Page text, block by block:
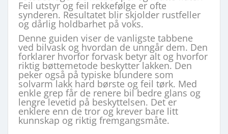
Feil utstyr og feil rekkefølge er ofte
synderen. Resultatet blir skjolder rustfeller
og dårlig holdbarhet på voks.
Denne guiden viser de vanligste tabbene
ved bilvask og hvordan de unngår dem. Den
forklarer hvorfor forvask betyr alt og hvorfor
riktig bøttemetode beskytter lakken. Den
peker også på typiske blundere som
solvarm lakk hard børste og feil tørk. Med
enkle grep får de renere bil bedre glans og
lengre levetid på beskyttelsen. Det er
enklere enn de tror og krever bare litt
kunnskap og riktig fremgangsmåte.